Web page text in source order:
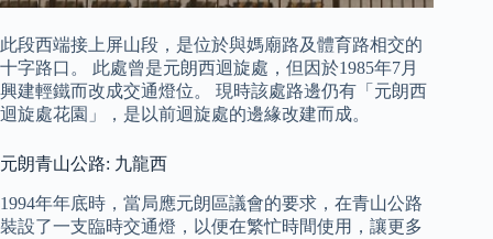
此段西端接上屏山段，是位於與媽廟路及體育路相交的
十字路口。 此處曾是元朗西迴旋處，但因於1985年7月
興建輕鐵而改成交通燈位。 現時該處路邊仍有「元朗西
迴旋處花園」，是以前迴旋處的邊緣改建而成。
元朗青山公路: 九龍西
1994年年底時，當局應元朗區議會的要求，在青山公路
裝設了一支臨時交通燈，以便在繁忙時間使用，讓更多